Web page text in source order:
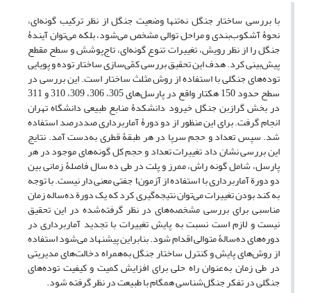
با بررسی ساختار جنگل نه‌تنها وضعیت جنگل از نظر ترکیب گونه‌ای،
نحوۀ آشکوب‌بندی و مراحل توالی مشخص می‌شود، بلکه می‌توان آیندۀ
جنگل را از نظر رویش، تغییرات تنوع گونه‌ای، تاج‌پوشش و سطح مقطع
پیش‌بینی کرد. هدف این تحقیق بررسی کمّی‌سازی ساختار توده و پویایی
توده‌های جنگلی با استفاده از روش مثلث ساختار است. این بررسی در
سطح حدود 150 هکتار واقع در پارسل‌های 305، 306، 309، 310 و 311
در بخش گرازبن جنگل خیرود دانشکدۀ منابع طبیعی دانشگاه تهران
انجام گرفت. برای این منظور از دو دورۀ آماربرداری صددرصد استفاده
شد. سپس تعداد و حجم سرپا در هر طبقۀ قطری به‌دست آمد. نتایج
این بررسی نشان داد تغییرات تعداد و حجم کل گونه‌های موجود در هر
پارسل، شامل گونه راش، ممرز و پلت در طی ده سال فاصلۀ زمانی بین
دو دورة آماربرداری با استفاده از آزمونt جفتی معنی‌دار نیست. با توجه
به کند بودن تغییرات می‌توان نتیجه‌گیری کرد که یک دورة ده‌ساله زمان
مناسبی برای بررسی مشخصه‌های در نظر گرفته‌شده در این تحقیق
نیست و لازم است نسبت به پایش تغییرات با تجدید آماربرداری در
دوره‌های ده‌سالۀ متوالی اقدام شود. بنابراین پیشنهاد می‌شود استفاده
از روش‌های پایش و کنترل ساختار جنگل به‌همراه دخالت‌های مدیریتی
در طی زمان به‌عنوان راه حلی برای افزایش کمیت و کیفیت توده‌های
جنگلی در تفکر جنگل‌شناسی همگام با طبیعت در نظر گرفته شود.